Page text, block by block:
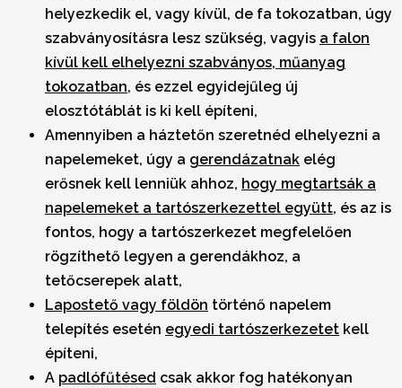
helyezkedik el, vagy kívül, de fa tokozatban, úgy
szabványosításra lesz szükség, vagyis a falon
kívül kell elhelyezni szabványos, műanyag
tokozatban, és ezzel egyidejűleg új
elosztótáblát is ki kell építeni,
Amennyiben a háztetőn szeretnéd elhelyezni a
napelemeket, úgy a gerendázatnak elég
erősnek kell lenniük ahhoz, hogy megtartsák a
napelemeket a tartószerkezettel együtt, és az is
fontos, hogy a tartószerkezet megfelelően
rögzíthető legyen a gerendákhoz, a
tetőcserepek alatt,
Lapostető vagy földön történő napelem
telepítés esetén egyedi tartószerkezetet kell
építeni,
A padlófűtésed csak akkor fog hatékonyan